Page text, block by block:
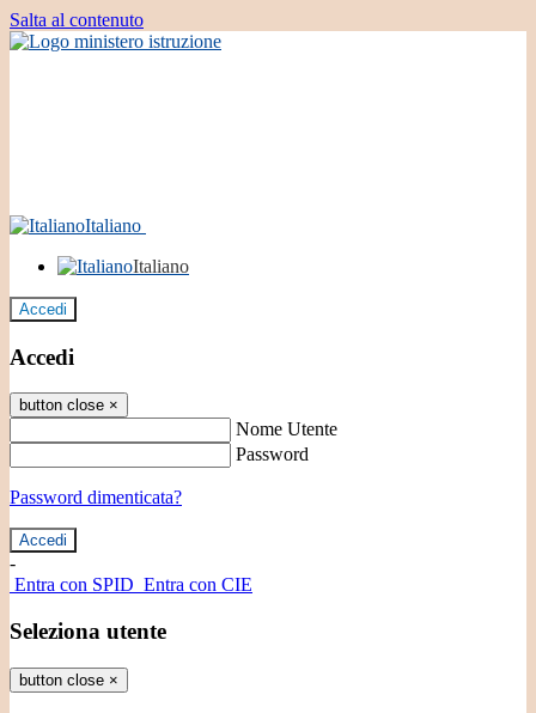
Salta al contenuto
Italiano
Italiano
Accedi
Accedi
button close ×
Nome Utente
Password
Password dimenticata?
-
Entra con SPID Entra con CIE
Seleziona utente
button close ×